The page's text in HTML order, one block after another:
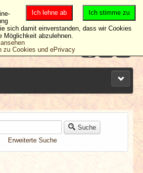
Suche
Erweiterte Suche
Ich stimme zu
Ich lehne ab
sich damit einverstanden, dass wir Cookies
Möglichkeit abzulehnen.
zu Cookies und ePrivacy